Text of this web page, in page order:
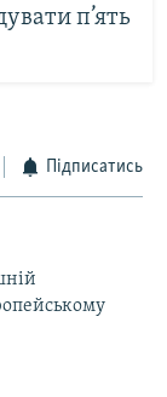
п’ять
Підписатись